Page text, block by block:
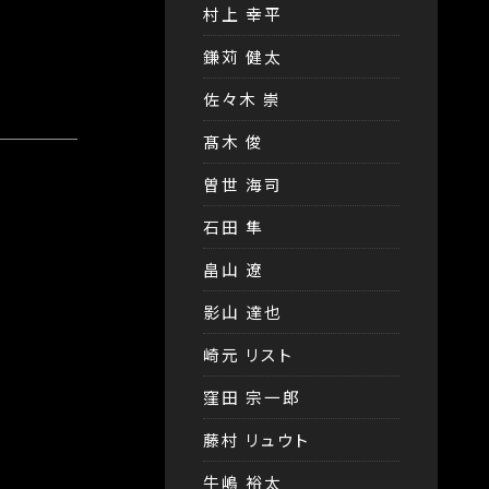
村上 幸平
鎌苅 健太
佐々木 崇
髙木 俊
曽世 海司
石田 隼
畠山 遼
影山 達也
崎元 リスト
窪田 宗一郎
藤村 リュウト
牛嶋 裕太